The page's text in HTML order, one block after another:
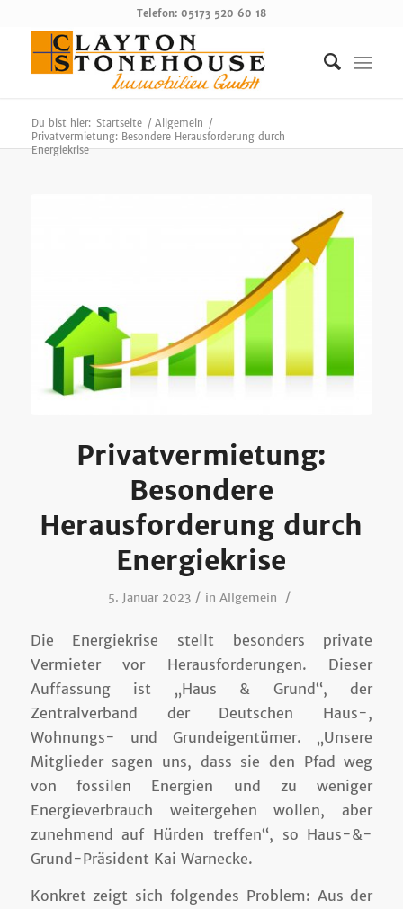
Telefon: 05173 520 60 18
Du bist hier: Startseite / Allgemein /
Privatvermietung: Besondere Herausforderung durch
Energiekrise
Privatvermietung:
Besondere
Herausforderung durch
Energiekrise
5. Januar 2023 / in Allgemein /
Die Energiekrise stellt besonders private
Vermieter vor Herausforderungen. Dieser
Auffassung ist „Haus & Grund“, der
Zentralverband der Deutschen Haus-,
Wohnungs- und Grundeigentümer. „Unsere
Mitglieder sagen uns, dass sie den Pfad weg
von fossilen Energien und zu weniger
Energieverbrauch weitergehen wollen, aber
zunehmend auf Hürden treffen“, so Haus-&-
Grund-Präsident Kai Warnecke.
Konkret zeigt sich folgendes Problem: Aus der